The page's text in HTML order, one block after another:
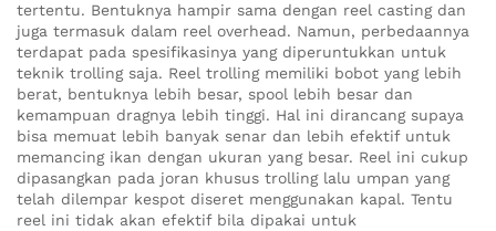
tertentu. Bentuknya hampir sama dengan reel casting dan
juga termasuk dalam reel overhead. Namun, perbedaannya
terdapat pada spesifikasinya yang diperuntukkan untuk
teknik trolling saja. Reel trolling memiliki bobot yang lebih
berat, bentuknya lebih besar, spool lebih besar dan
kemampuan dragnya lebih tinggi. Hal ini dirancang supaya
bisa memuat lebih banyak senar dan lebih efektif untuk
memancing ikan dengan ukuran yang besar. Reel ini cukup
dipasangkan pada joran khusus trolling lalu umpan yang
telah dilempar kespot diseret menggunakan kapal. Tentu
reel ini tidak akan efektif bila dipakai untuk